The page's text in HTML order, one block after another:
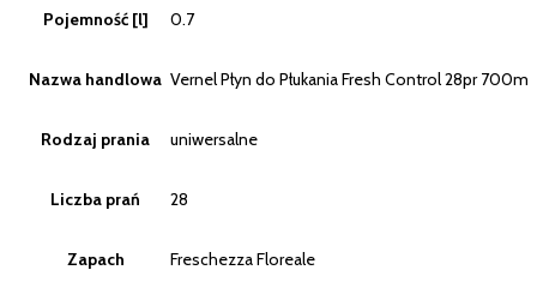
Pojemność [l] 0.7
Nazwa handlowa Vernel Płyn do Płukania Fresh Control 28pr 700ml
Rodzaj prania uniwersalne
Liczba prań 28
Zapach Freschezza Floreale